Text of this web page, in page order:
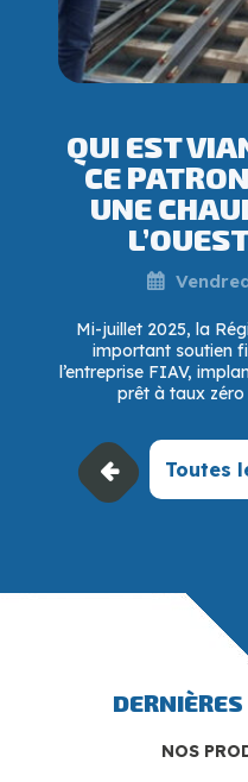
QUI EST
CE
UNE
Mi-juillet 2025, la
important soutien
l’entreprise FIAV,
prêt à taux zéro
Toutes
NOS